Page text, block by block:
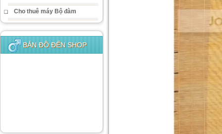
Cho thuê máy Bộ đàm
BẢN ĐỒ ĐẾN SHOP